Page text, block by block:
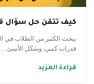
كيف تتقن حل سؤال
يبحث الكثير من الطلاب في
قدرات كمي، وشكل الأسئ ...
قراءة المزيد